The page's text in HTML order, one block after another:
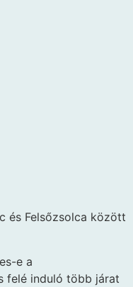
és Felsőzsolca között
e a
felé induló több járat